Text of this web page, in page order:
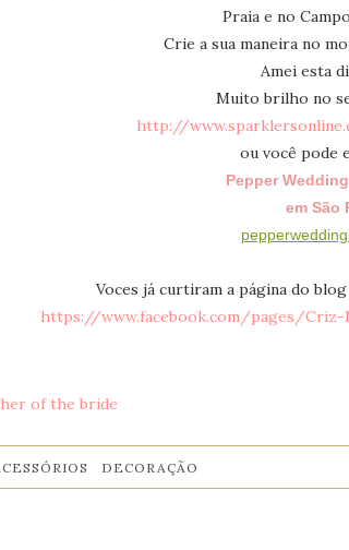
Praia e no
Crie a sua maneira no
Amei esta
Muito brilho no
http://
ou você pode
Pepper Wedding
em São
Voces já curtiram a página do
https://www.facebook.com/pages/Criz-
of the bride
DECORAÇÃO